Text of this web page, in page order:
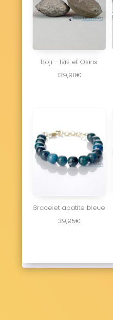
Boji – Isis et Osiris
139,90€
Bracelet apatite bleue
39,95€